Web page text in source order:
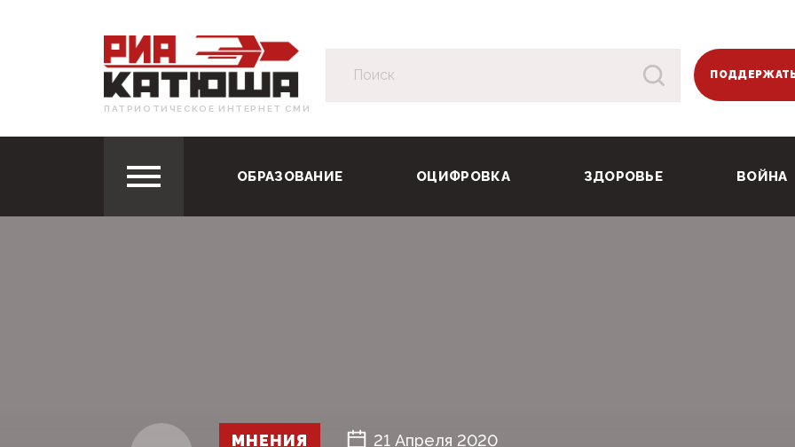
ПАТРИОТИЧЕСКОЕ ИНТЕРНЕТ СМИ
ОБРАЗОВАНИЕ ОЦИФРОВКА ЗДОРОВЬЕ ВОЙНА
МНЕНИЯ 21 Апреля 2020